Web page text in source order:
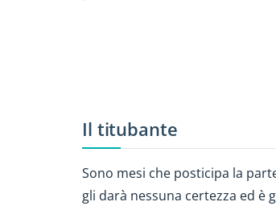
Il titubante
Sono mesi che posticipa la
gli darà nessuna certezza ed